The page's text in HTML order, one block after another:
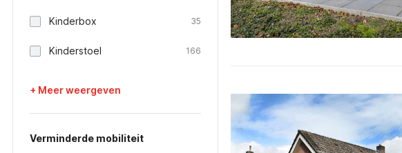
Kinderbox 35
Kinderstoel 166
+ Meer weergeven
Verminderde mobiliteit